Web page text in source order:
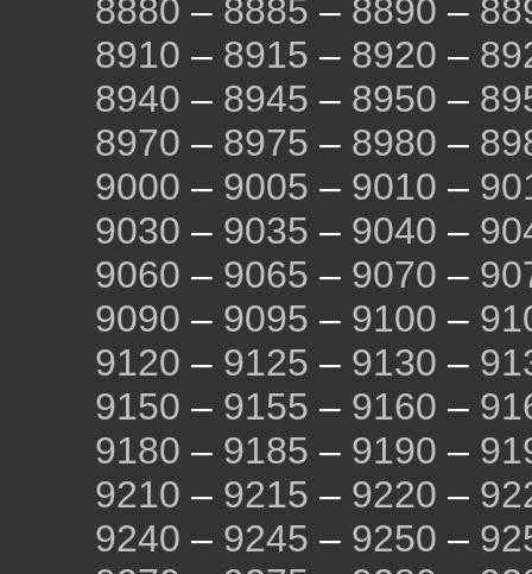
8880 – 8885 – 8890 –
8910 – 8915 – 8920 –
8940 – 8945 – 8950 –
8970 – 8975 – 8980 –
9000 – 9005 – 9010 –
9030 – 9035 – 9040 –
9060 – 9065 – 9070 –
9090 – 9095 – 9100 –
9120 – 9125 – 9130 –
9150 – 9155 – 9160 –
9180 – 9185 – 9190 –
9210 – 9215 – 9220 –
9240 – 9245 – 9250 –